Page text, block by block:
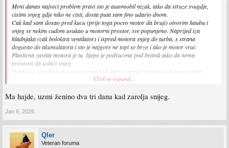
Meni danas najveci problem pravi sto je automobil nizak, tako da struze svugdje,
cistim snjeg gdje niko ne cisti, dosta puta sam fino udario dnom.
Cak kad sam dosao pred kucu (prije toga poceo motor da bruji) otvorim haubu i
snjeg se nekim cudom uvukao u motorni prostor, sve popunjeno. Naprijed iza
hladnjaka (cak bolokira ventilator) i ispred motora snjeg do turba, s strana
dogurao do akumulatora i sto je najgore ne topi se brzo i ako je motor vruc.
Plasticna zastita motora je tu, lijepo je podvucena pod branik tako da nema
prostora da uvlaci snjeg.
Desavalo se nekad da uvuce snjega kad idem unazad, ali naprijed gotov nikad.
Morao sam ostavit grijanje u garazi da se otopi sav snjeg.
Valja uzimati Ladu nivu ali stari model i uzivati.
Click to expand...
Ma hajde, uzmi ženino dva tri dana kad zarolja snijeg.
Jan 6, 2026
Qler
Veteran foruma